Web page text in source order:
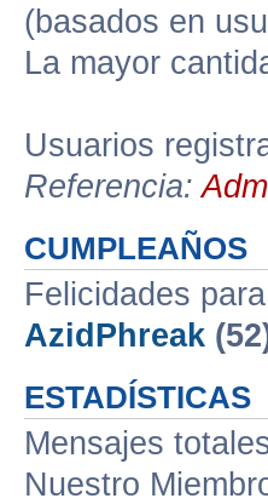
(basados en
La mayor
Usuarios
Referencia:
CUMPLEAÑOS
Felicidades
AzidPhreak
ESTADÍSTICAS
Mensajes
Nuestro